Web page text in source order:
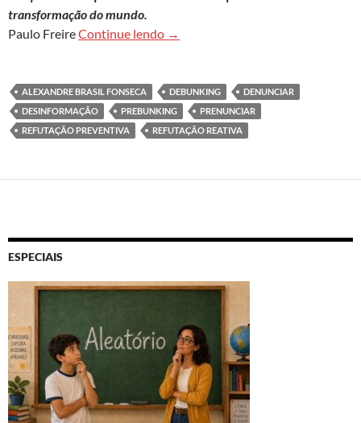
transformação do mundo.
Paulo FreireContinue lendo Desinformação nas ciências e nas
→
ALEXANDRE BRASIL FONSECA DEBUNKING
DENUNCIAR
DESINFORMAÇÃO
PREBUNKING
PRENUNCIAR
REFUTAÇÃO PREVENTIVA
REFUTAÇÃO REATIVA
ESPECIAIS